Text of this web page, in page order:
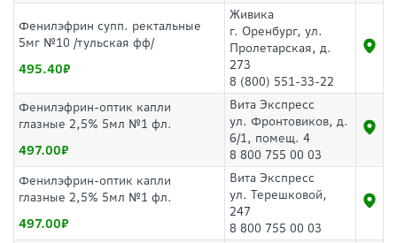
Фенилэфрин супп. ректальные
5мг №10 /тульская фф/
495.40
Живика
г. Оренбург, ул.
Пролетарская, д.
273
8 (800) 551-33-22
Фенилэфрин-оптик капли
глазные 2,5% 5мл №1 фл.
497.00
Вита Экспресс
ул. Фронтовиков, д.
6/1, помещ. 4
8 800 755 00 03
Фенилэфрин-оптик капли
глазные 2,5% 5мл №1 фл.
497.00
Вита Экспресс
ул. Терешковой,
247
8 800 755 00 03